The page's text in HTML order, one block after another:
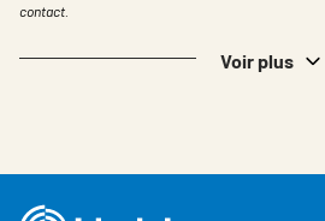
contact.
Voir plus